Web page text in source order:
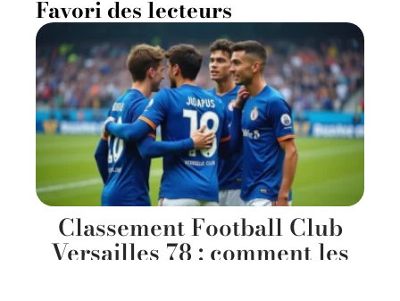
Favori des lecteurs
Classement Football Club
Versailles 78 : comment les